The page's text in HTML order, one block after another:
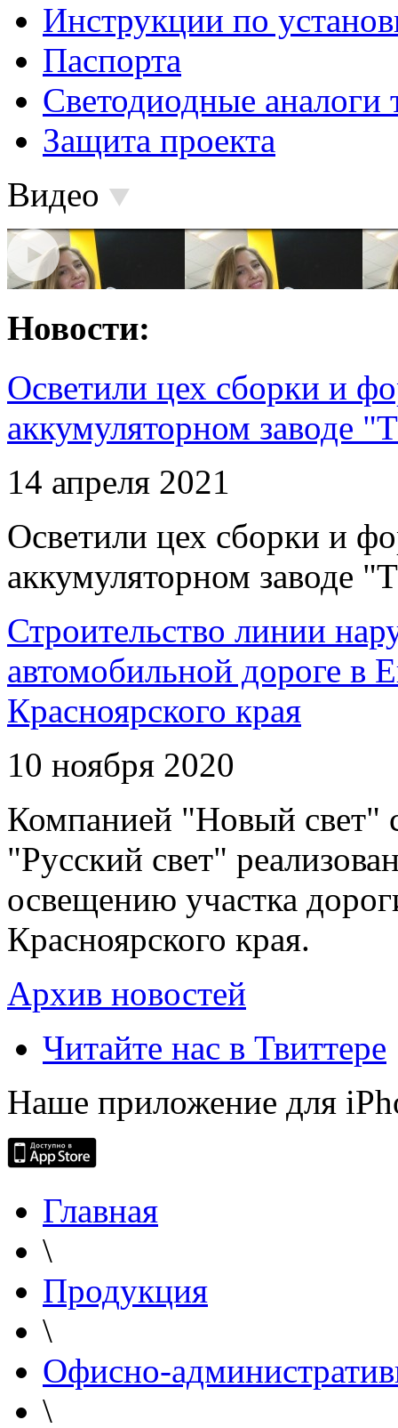
Инструкции по
Паспорта
Светодиодные аналоги
Защита проекта
Видео
Новости:
Осветили цех сборки и
аккумуляторном заводе
14 апреля 2021
Осветили цех сборки и
аккумуляторном заводе
Строительство линии
автомобильной дороге в
Красноярского края
10 ноября 2020
Компанией "Новый свет"
"Русский свет"
освещению участка
Красноярского края.
Архив новостей
Читайте нас в Твиттере
Наше приложение для
Главная
\
Продукция
\
Офисно-
\